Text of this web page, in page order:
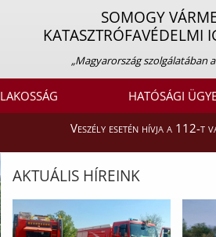
SOMOGY
KATASZTRÓFAVÉDELMI
„Magyarország szolgálatában
LAKOSSÁG HATÓSÁGI
Veszély esetén hívja a 112-t
AKTUÁLIS HÍREINK